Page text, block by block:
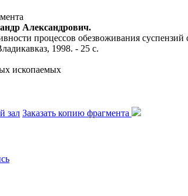
Александрович.
процессов обезвоживания суспензий
1998. - 25 с.
ископаемых
зал Заказать копию фрагмента